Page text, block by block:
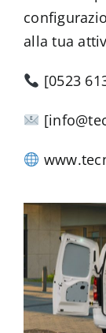
alla tua
[0523